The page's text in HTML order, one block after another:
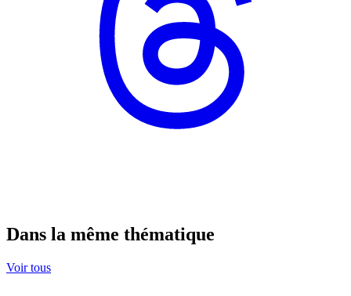
Dans la même thématique
Voir tous